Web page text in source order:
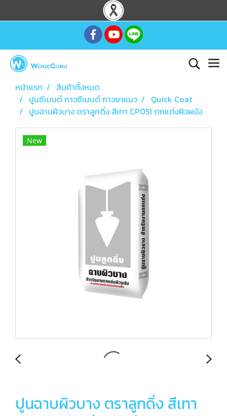
หน้าแรก
สินค้าทั้งหมด
ปูนซีเมนต์ กาวซีเมนต์ กาวยาแนว
Quick Coat
ปูนฉาบผิวบาง ตราลูกดิ่ง สีเทา CP051 ตกแต่งผิวผนัง
New
ปูนฉาบผิวบาง ตราลูกดิ่ง สีเทา